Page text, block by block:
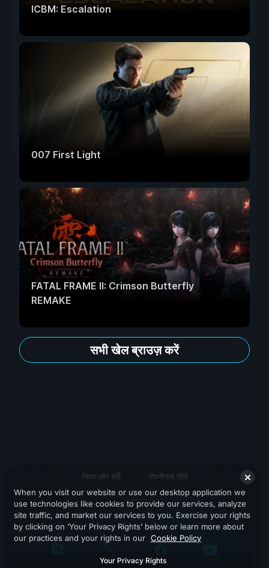
ICBM: Escalation
007 First Light
FATAL FRAME II: Crimson Butterfly
REMAKE
सभी खेल ब्राउज़ करें
नियम और शर्तें गोपनीयता नीति
सहायता
When you visit our website or use our desktop application we
use technologies like cookies to provide our services, analyze
site traffic, and market our services to you. Exercise your rights
by clicking on ‘Your Privacy Rights’ below or learn more about
our practices and your rights in our Cookie Policy
Your Privacy Rights